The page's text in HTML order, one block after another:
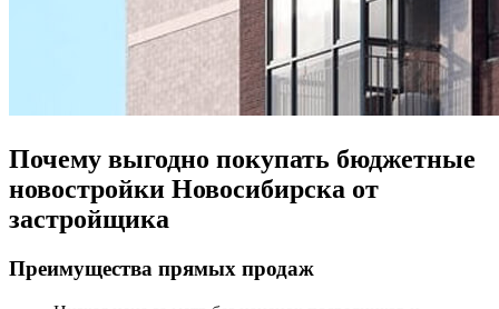
Почему выгодно покупать бюджетные
новостройки Новосибирска от
застройщика
Преимущества прямых продаж